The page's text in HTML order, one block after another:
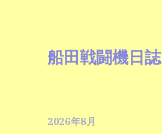
船田戦闘機日誌
2026年8月